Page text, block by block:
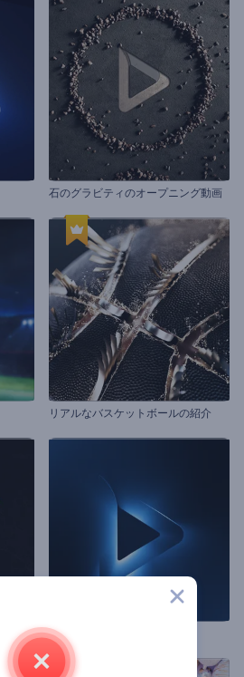
石のグラビティのオープニング動画
リアルなバスケットボールの紹介
ネオン光線イントロ動画